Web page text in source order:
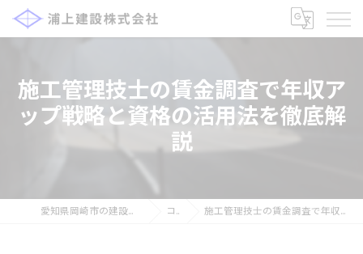
施工管理技士の賃金調査で年収ア
ップ戦略と資格の活用法を徹底解
説
愛知県岡崎市の建設の求人なら浦上建設株式会社 コラム 施工管理技士の賃金調査で年収アップ戦略と資格の活用法を徹底解説